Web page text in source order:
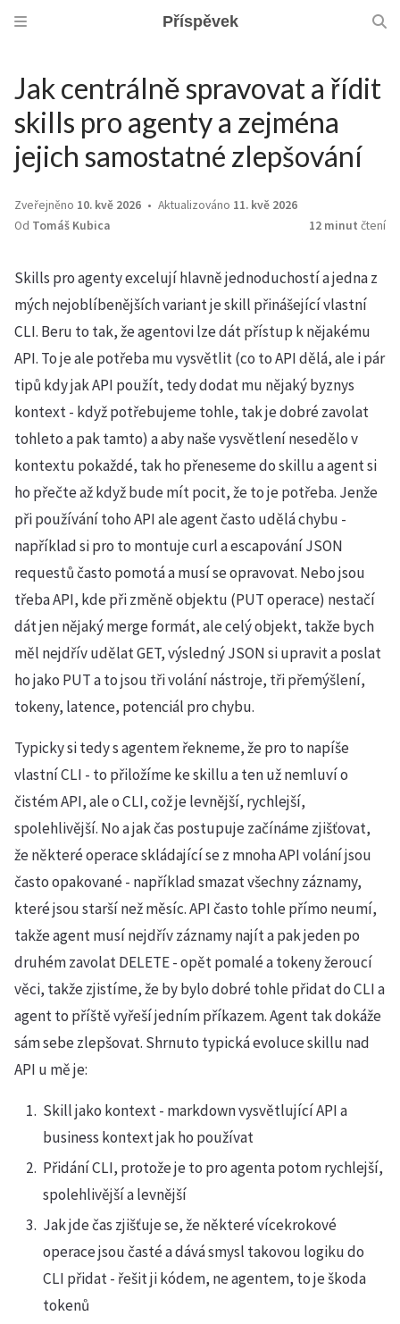
Příspěvek
Jak centrálně spravovat a řídit
skills pro agenty a zejména
jejich samostatné zlepšování
Zveřejněno 10. kvě 2026 Aktualizováno 11. kvě 2026
Od Tomáš Kubica 12 minut čtení
Skills pro agenty excelují hlavně jednoduchostí a jedna z
mých nejoblíbenějších variant je skill přinášející vlastní
CLI. Beru to tak, že agentovi lze dát přístup k nějakému
API. To je ale potřeba mu vysvětlit (co to API dělá, ale i pár
tipů kdy jak API použít, tedy dodat mu nějaký byznys
kontext - když potřebujeme tohle, tak je dobré zavolat
tohleto a pak tamto) a aby naše vysvětlení nesedělo v
kontextu pokaždé, tak ho přeneseme do skillu a agent si
ho přečte až když bude mít pocit, že to je potřeba. Jenže
při používání toho API ale agent často udělá chybu -
například si pro to montuje curl a escapování JSON
requestů často pomotá a musí se opravovat. Nebo jsou
třeba API, kde při změně objektu (PUT operace) nestačí
dát jen nějaký merge formát, ale celý objekt, takže bych
měl nejdřív udělat GET, výsledný JSON si upravit a poslat
ho jako PUT a to jsou tři volání nástroje, tři přemýšlení,
tokeny, latence, potenciál pro chybu.
Typicky si tedy s agentem řekneme, že pro to napíše
vlastní CLI - to přiložíme ke skillu a ten už nemluví o
čistém API, ale o CLI, což je levnější, rychlejší,
spolehlivější. No a jak čas postupuje začínáme zjišťovat,
že některé operace skládající se z mnoha API volání jsou
často opakované - například smazat všechny záznamy,
které jsou starší než měsíc. API často tohle přímo neumí,
takže agent musí nejdřív záznamy najít a pak jeden po
druhém zavolat DELETE - opět pomalé a tokeny žeroucí
věci, takže zjistíme, že by bylo dobré tohle přidat do CLI a
agent to příště vyřeší jedním příkazem. Agent tak dokáže
sám sebe zlepšovat. Shrnuto typická evoluce skillu nad
API u mě je:
Skill jako kontext - markdown vysvětlující API a
business kontext jak ho používat
Přidání CLI, protože je to pro agenta potom rychlejší,
spolehlivější a levnější
Jak jde čas zjišťuje se, že některé vícekrokové
operace jsou časté a dává smysl takovou logiku do
CLI přidat - řešit ji kódem, ne agentem, to je škoda
tokenů